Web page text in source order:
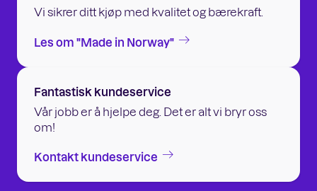
Vi sikrer ditt kjøp med kvalitet og bærekraft.
Les om "Made in Norway"
Fantastisk kundeservice
Vår jobb er å hjelpe deg. Det er alt vi bryr oss
om!
Kontakt kundeservice